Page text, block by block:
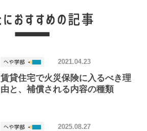
賃貸住宅で火災保険に入るべき理
由と、補償される内容の種類
2021.04.23
2025.08.27